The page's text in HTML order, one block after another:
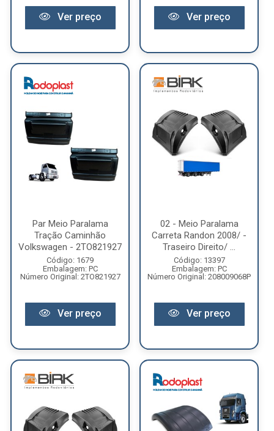
Ver preço Ver preço
Par Meio Paralama
Tração Caminhão
Volkswagen - 2TO821927
Código: 1679
Embalagem: PC
Número Original: 2TO821927
Ver preço
02 - Meio Paralama
Carreta Randon 2008/ -
Traseiro Direito/ ...
Código: 13397
Embalagem: PC
Número Original: 208009068P
Ver preço